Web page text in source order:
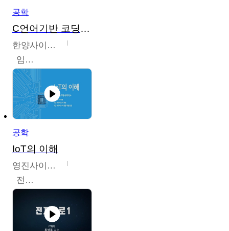
공학
C언어기반 코딩교육
한양사이버대학교
임동균
공학
IoT의 이해
영진사이버대학교
전병현